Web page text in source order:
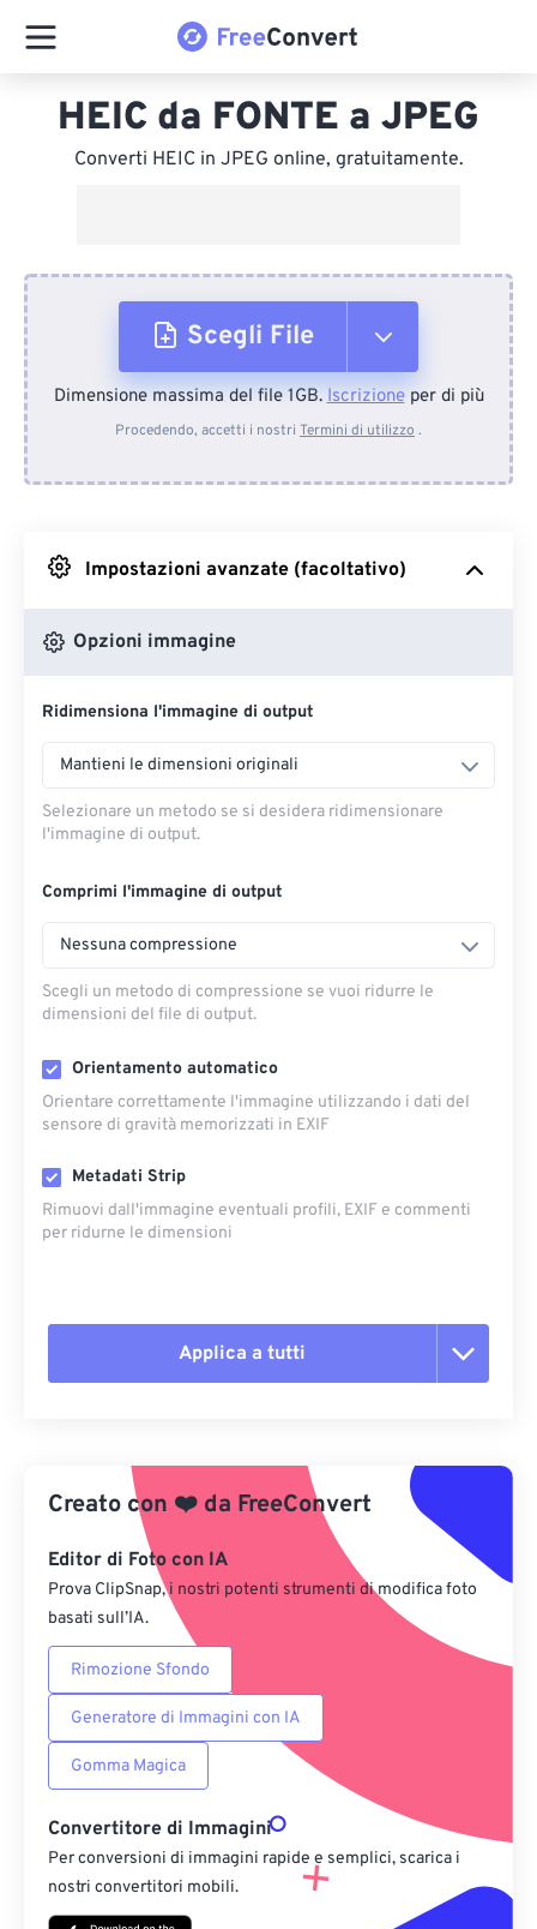
HEIC da FONTE a JPEG
Converti HEIC in JPEG online, gratuitamente.
Scegli File
Dal dispositivo
Da Google Drive
Dimensione massima del file 1GB.Iscrizioneper di più
Procedendo, accetti i nostri Termini di utilizzo .
Impostazioni avanzate (facoltativo)
Opzioni immagine
Ridimensiona l'immagine di output
Mantieni le dimensioni originali
Selezionare un metodo se si desidera ridimensionare
l'immagine di output.
Comprimi l'immagine di output
Nessuna compressione
Scegli un metodo di compressione se vuoi ridurre le
dimensioni del file di output.
Orientamento automatico
Orientare correttamente l'immagine utilizzando i dati del
sensore di gravità memorizzati in EXIF
Metadati Strip
Rimuovi dall'immagine eventuali profili, EXIF ​​e commenti
per ridurne le dimensioni
Applica a tutti
Applica da preimpostazione
Salva come predefinito
Creato con ❤️ da FreeConvert
Editor di Foto con IA
Prova ClipSnap, i nostri potenti strumenti di modifica foto
basati sull’IA.
Rimozione Sfondo
Generatore di Immagini con IA
Gomma Magica
Convertitore di Immagini
Per conversioni di immagini rapide e semplici, scarica i
nostri convertitori mobili.